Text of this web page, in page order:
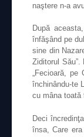
naştere n-a
După
înfăşând pe
sine din
Ziditorul
„Fecioară, pe
închinându-te
cu mâna toată
Deci
însa, Care